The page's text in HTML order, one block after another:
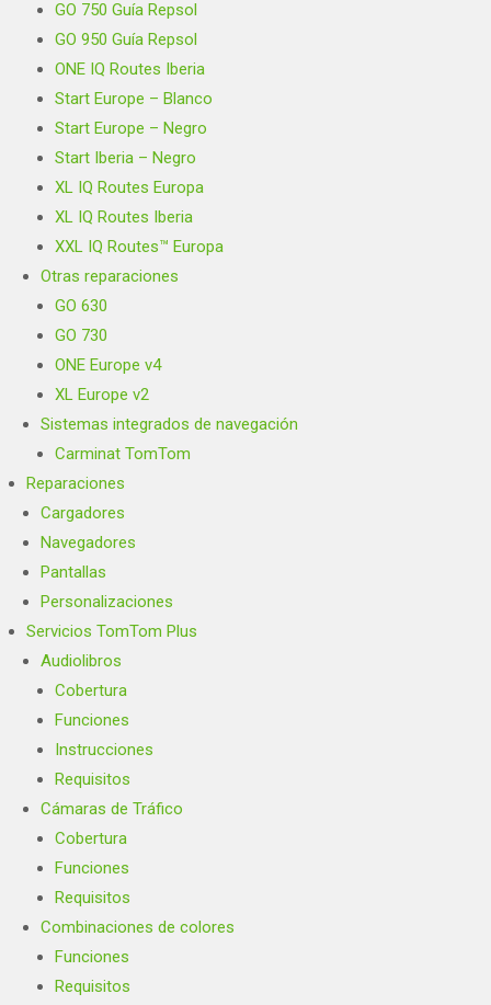
GO 750 Guía Repsol
GO 950 Guía Repsol
ONE IQ Routes Iberia
Start Europe – Blanco
Start Europe – Negro
Start Iberia – Negro
XL IQ Routes Europa
XL IQ Routes Iberia
XXL IQ Routes™ Europa
Otras reparaciones
GO 630
GO 730
ONE Europe v4
XL Europe v2
Sistemas integrados de navegación
Carminat TomTom
Reparaciones
Cargadores
Navegadores
Pantallas
Personalizaciones
Servicios TomTom Plus
Audiolibros
Cobertura
Funciones
Instrucciones
Requisitos
Cámaras de Tráfico
Cobertura
Funciones
Requisitos
Combinaciones de colores
Funciones
Requisitos